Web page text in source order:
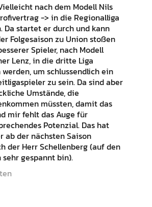
nach dem Modell Nils
-> in die Regionalliga
Da startet er durch und kann
Folgesaison zu Union stoßen
Spieler, nach Modell
Lenz, in die dritte Liga
um schlussendlich ein
zu sein. Da sind aber
Umstände, die
müssten, damit das
mir fehlt das Auge für
Potenzial. Das hat
ab der nächsten Saison
der Herr Schellenberg (auf den
sehr gespannt bin).